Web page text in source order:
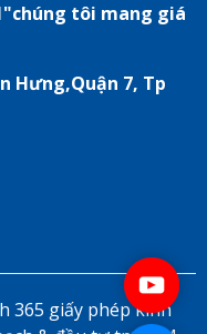
tôi mang giá
Hưng,Quận 7, Tp
365 giấy phép kinh